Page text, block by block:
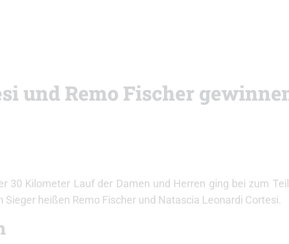
und Remo Fischer
30 Kilometer Lauf der Damen und Herren ging bei zum
heißen Remo Fischer und Natascia Leonardi Cortesi.